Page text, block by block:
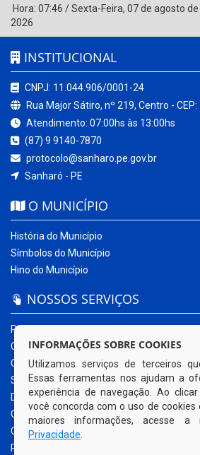
Hora: 07:46 /Sexta-Feira, 07 de agosto de
2026
INSTITUCIONAL
CNPJ: 11.044.906/0001-24
Rua Major Sátiro, nº 219, Centro -
Atendimento: 07:00hs às 13:00hs
(87) 9 9140-7870
protocolo@sanharo.pe.gov.br
Sanharó - PE
O MUNICÍPIO
História do Município
Símbolos do Município
Hino do Município
NOSSOS SERVIÇOS
Portal da Transparência
Carta de Serviços ao Usuário
Ouvidoria Municipal
Sistema Eletrônico – e-SIC
Diário Oficial
Quadro de Avisos
Contracheque Online
Portal do Contribuinte
INFORMAÇÕES SOBRE COOKIES
Utilizamos serviços de terceiros
Essas ferramentas nos ajudam a
experiência de navegação. Ao
você concorda com o uso de cookies
maiores informações, acesse a
Privacidade